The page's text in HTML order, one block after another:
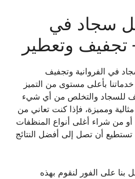
سجاد في
تجفيف وتعطير
في الفروانية وتجفيف
بأعلى مستوى من التميز
للسجاد والتخلص من أي شيء
ومميزة، فإذا كنت تعاني من
أو من شراء أغلى أنواع المنظفات
أن تصل إلى أفضل النتائج
بنا على الفور لنقوم بهذه